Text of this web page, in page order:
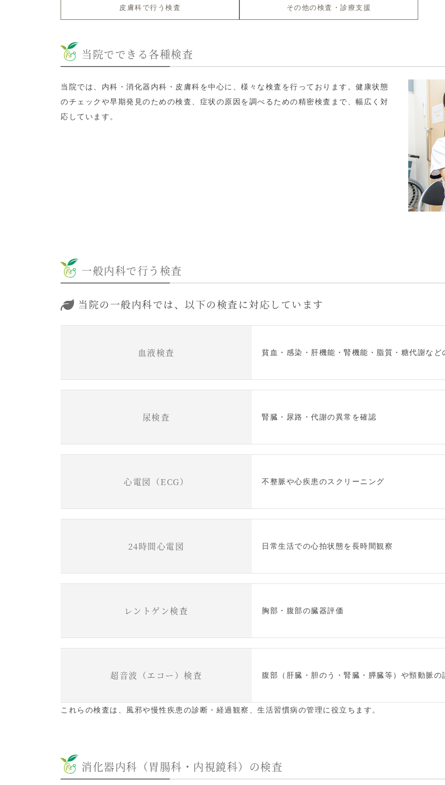
皮膚科で行う検査 その他の検査・診療支援
当院でできる各種検査
当院では、内科・消化器内科・皮膚科を中心に、様々な検査を行っております。健康状態
のチェックや早期発見のための検査、症状の原因を調べるための精密検査まで、幅広く対
応しています。
一般内科で行う検査
当院の一般内科では、以下の検査に対応しています
血液検査 貧血・感染・肝機能・腎機能・脂質・糖代謝など
尿検査 腎臓・尿路・代謝の異常を確認
心電図（ECG） 不整脈や心疾患のスクリーニング
24時間心電図 日常生活での心拍状態を長時間観察
レントゲン検査 胸部・腹部の臓器評価
超音波（エコー）検査 腹部（肝臓・胆のう・腎臓・膵臓等）や頸動脈の
これらの検査は、風邪や慢性疾患の診断・経過観察、生活習慣病の管理に役立ちます。
消化器内科（胃腸科・内視鏡科）の検査